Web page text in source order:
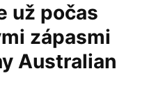
už počas
zápasmi
Australian